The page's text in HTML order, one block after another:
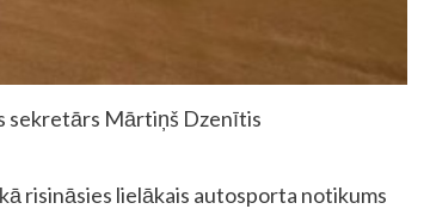
sekretārs Mārtiņš Dzenītis
risināsies lielākais autosporta notikums